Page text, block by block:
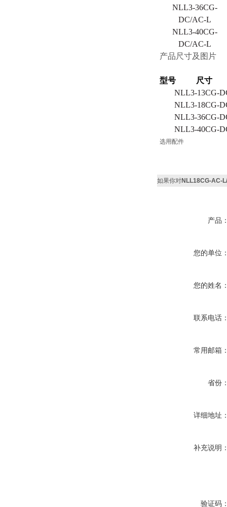
NLL3-36CG-
DC/AC-L
NLL3-40CG-
DC/AC-L
产品尺寸及图片
型号 尺寸
NLL3-13CG-
NLL3-18CG-
NLL3-36CG-
NLL3-40CG-
选用配件
如果你对NLL18CG-AC-
产品
您的单位
您的姓名
联系电话
常用邮箱
省份
详细地址
补充说明
验证码